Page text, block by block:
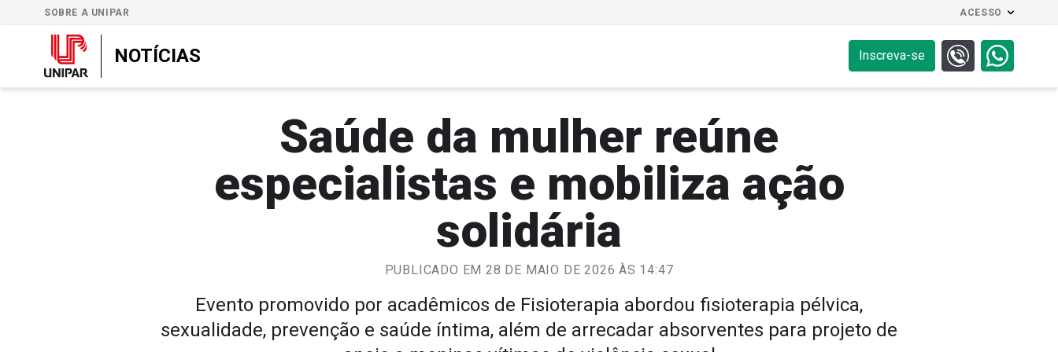
SOBRE A UNIPAR ACESSO
NOTÍCIAS Inscreva-se
Saúde da mulher reúne
especialistas e mobiliza ação
solidária
PUBLICADO EM 28 DE MAIO DE 2026 ÀS 14:47
Evento promovido por acadêmicos de Fisioterapia abordou fisioterapia pélvica,
sexualidade, prevenção e saúde íntima, além de arrecadar absorventes para projeto de